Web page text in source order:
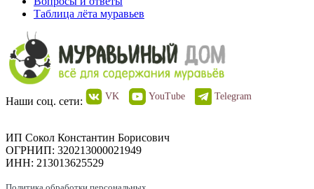
Таблица лёта муравьев
Наши соц. сети: VK YouTube Telegram
ИП Сокол Константин Борисович
ОГРНИП: 320213000021949
ИНН: 213013625529